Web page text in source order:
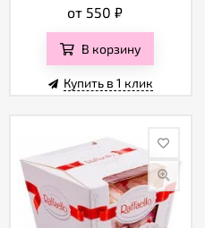
от 550₽
В корзину
Купить в 1 клик